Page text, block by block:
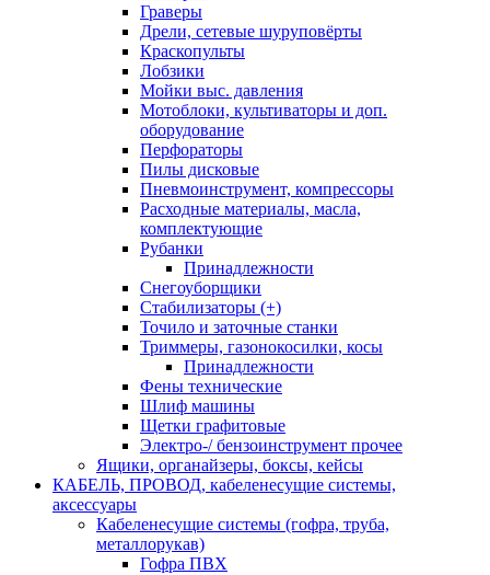
Граверы
Дрели, сетевые шуруповёрты
Краскопульты
Лобзики
Мойки выс. давления
Мотоблоки, культиваторы и доп.
оборудование
Перфораторы
Пилы дисковые
Пневмоинструмент, компрессоры
Расходные материалы, масла,
комплектующие
Рубанки
Принадлежности
Снегоуборщики
Стабилизаторы (+)
Точило и заточные станки
Триммеры, газонокосилки, косы
Принадлежности
Фены технические
Шлиф машины
Щетки графитовые
Электро-/ бензоинструмент прочее
Ящики, органайзеры, боксы, кейсы
КАБЕЛЬ, ПРОВОД, кабеленесущие системы,
аксессуары
Кабеленесущие системы (гофра, труба,
металлорукав)
Гофра ПВХ